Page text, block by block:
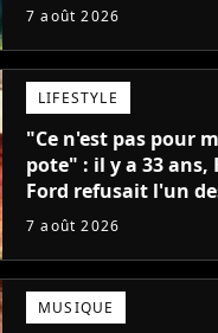
7 août 2026
LIFESTYLE
"Ce n'est pas pour
pote" : il y a 33 ans,
Ford refusait l'un
grands succès de
7 août 2026
MUSIQUE